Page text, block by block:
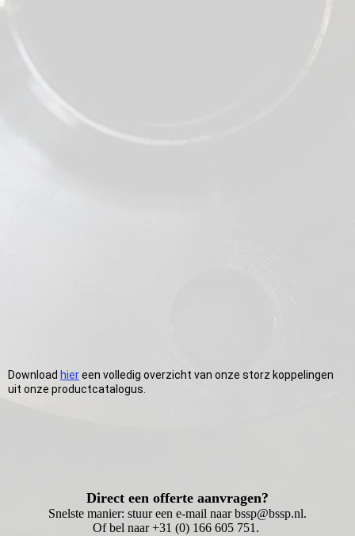
Download hiereen volledig overzicht van onze storz koppelingen
uit onze productcatalogus.
Direct een offerte aanvragen?
Snelste manier: stuur een e-mail naar bssp@bssp.nl.
Of bel naar +31 (0) 166 605 751.